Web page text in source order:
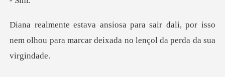
sair dali, por isso
nem olhou para marcar d